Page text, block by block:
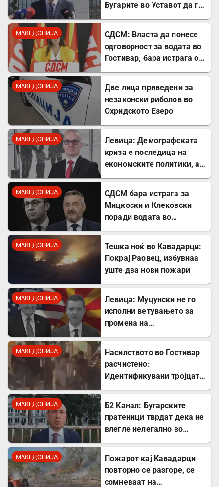
Бугарите во Уставот да го
МАКЕДОНИЈА
СДСМ: Власта да понесе
одговорност за водата во
Гостивар, бара истрага од
МАКЕДОНИЈА
Две лица приведени за
незаконски риболов во
Охридското Езеро
МАКЕДОНИЈА
Левица: Демографската
криза е последица на
економските политики, а
МАКЕДОНИЈА
СДСМ бара истрага за
Мицкоски и Клековски
поради водата во
МАКЕДОНИЈА
Тешка ноќ во Кавадарци:
Покрај Раовец, избувнаа
уште два нови пожари
МАКЕДОНИЈА
Левица: Муцунски не го
исполни ветувањето за
промена на
МАКЕДОНИЈА
Насилството во Гостивар
расчистено:
Идентификувани тројцата
МАКЕДОНИЈА
Б2 Канал: Бугарските
пратеници тврдат дека не
влегле нелегално во
МАКЕДОНИЈА
Пожарот кај Кавадарци
повторно се разгоре, се
сомневаат на